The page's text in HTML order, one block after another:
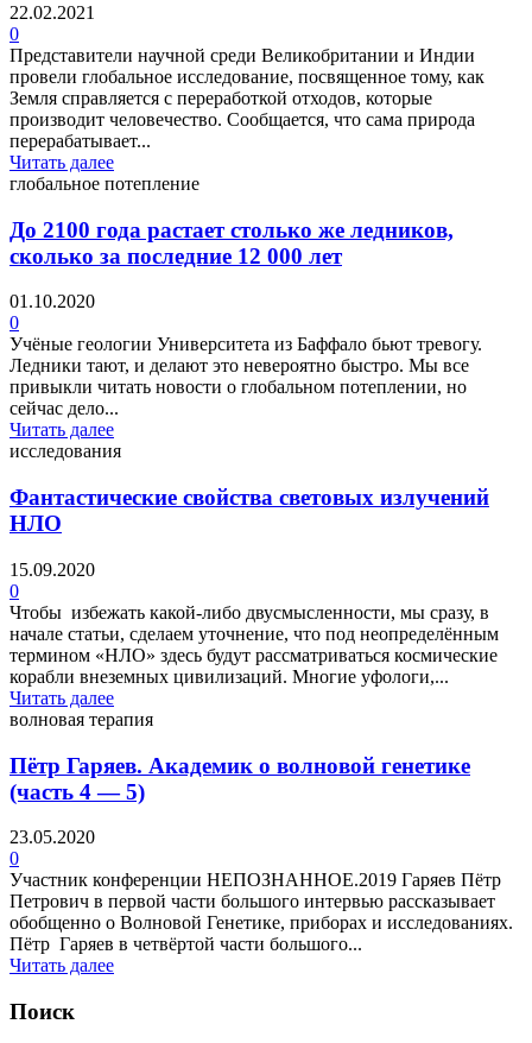
22.02.2021
0
Представители научной среди Великобритании и Индии
провели глобальное исследование, посвященное тому, как
Земля справляется с переработкой отходов, которые
производит человечество. Сообщается, что сама природа
перерабатывает...
Читать далее
глобальное потепление
До 2100 года растает столько же ледников,
сколько за последние 12 000 лет
01.10.2020
0
Учёные геологии Университета из Баффало бьют тревогу.
Ледники тают, и делают это невероятно быстро. Мы все
привыкли читать новости о глобальном потеплении, но
сейчас дело...
Читать далее
исследования
Фантастические свойства световых излучений
НЛО
15.09.2020
0
Чтобы избежать какой-либо двусмысленности, мы сразу, в
начале статьи, сделаем уточнение, что под неопределённым
термином «НЛО» здесь будут рассматриваться космические
корабли внеземных цивилизаций. Многие уфологи,...
Читать далее
волновая терапия
Пётр Гаряев. Академик о волновой генетике
(часть 4 — 5)
23.05.2020
0
Участник конференции НЕПОЗНАННОЕ.2019 Гаряев Пётр
Петрович в первой части большого интервью рассказывает
обобщенно о Волновой Генетике, приборах и исследованиях.
Пётр Гаряев в четвёртой части большого...
Читать далее
Поиск